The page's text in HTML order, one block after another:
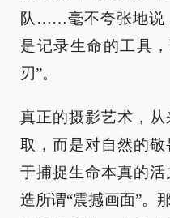
队……毫不夸张地说
是记录生命的工具
刃”。
真正的摄影艺术，
取，而是对自然的
于捕捉生命本真的活
造所谓“震撼画面”。